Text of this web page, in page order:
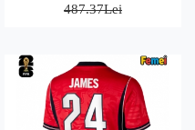
487.37Lei